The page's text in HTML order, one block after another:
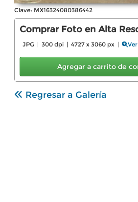
Clave: MX16324080386442
Comprar Foto en Alta
JPG | 300 dpi | 4727 x 3060 px |
Agregar a carrito de
Regresar a Galería